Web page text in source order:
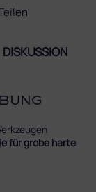
DISKUSSION
für grobe harte